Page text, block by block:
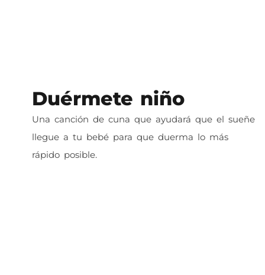
Duérmete niño
Una canción de cuna que ayudará que el sueñe
llegue a tu bebé para que duerma lo más
rápido posible.